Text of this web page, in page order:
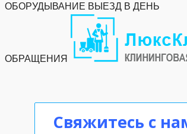
ОБОРУДЫВАНИЕ ВЫЕЗД В ДЕНЬ
ОБРАЩЕНИЯ
Свяжитесь с